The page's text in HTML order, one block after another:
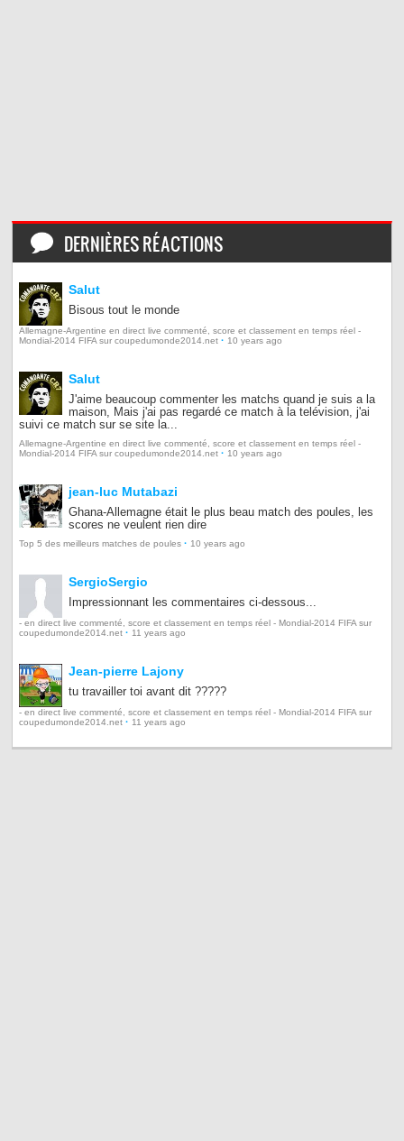
DERNIÈRES RÉACTIONS
Salut
Bisous tout le monde
Allemagne-Argentine en direct live commenté, score et classement en temps réel -
Mondial-2014 FIFA sur coupedumonde2014.net · 10 years ago
Salut
J'aime beaucoup commenter les matchs quand je suis a la
maison, Mais j'ai pas regardé ce match à la telévision, j'ai
suivi ce match sur se site la...
Allemagne-Argentine en direct live commenté, score et classement en temps réel -
Mondial-2014 FIFA sur coupedumonde2014.net · 10 years ago
jean-luc Mutabazi
Ghana-Allemagne était le plus beau match des poules, les
scores ne veulent rien dire
Top 5 des meilleurs matches de poules · 10 years ago
SergioSergio
Impressionnant les commentaires ci-dessous...
- en direct live commenté, score et classement en temps réel - Mondial-2014 FIFA sur
coupedumonde2014.net · 11 years ago
Jean-pierre Lajony
tu travailler toi avant dit ?????
- en direct live commenté, score et classement en temps réel - Mondial-2014 FIFA sur
coupedumonde2014.net · 11 years ago